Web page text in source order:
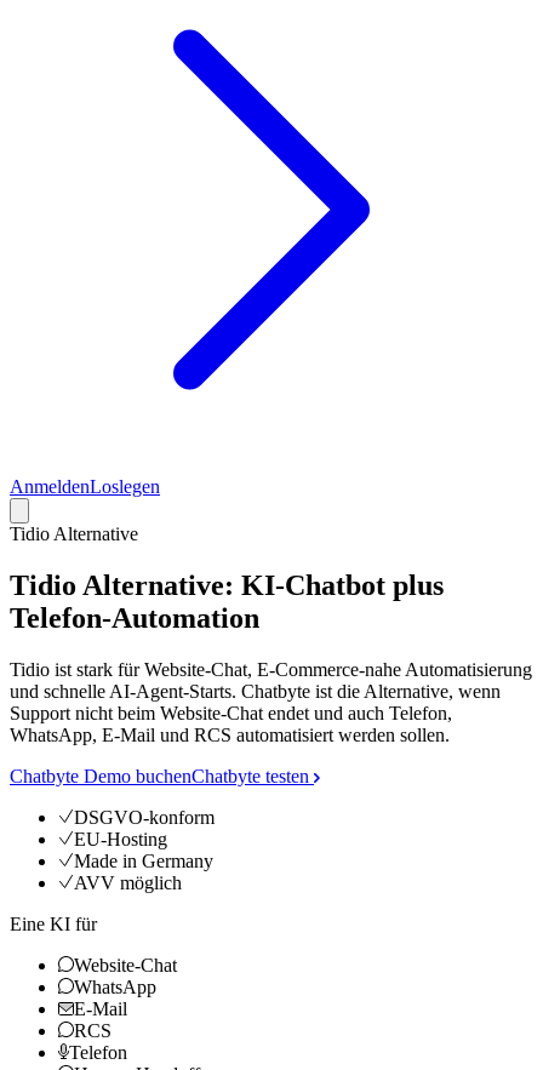
AnmeldenLoslegen
Tidio Alternative
Tidio Alternative: KI-Chatbot plus
Telefon-Automation
Tidio ist stark für Website-Chat, E-Commerce-nahe Automatisierung
und schnelle AI-Agent-Starts. Chatbyte ist die Alternative, wenn
Support nicht beim Website-Chat endet und auch Telefon,
WhatsApp, E-Mail und RCS automatisiert werden sollen.
Chatbyte Demo buchenChatbyte testen
DSGVO-konform
EU-Hosting
Made in Germany
AVV möglich
Eine KI für
Website-Chat
WhatsApp
E-Mail
RCS
Telefon